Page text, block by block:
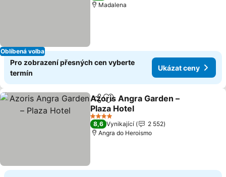
Oblíbená volba
Madalena
Pro zobrazení přesných cen vyberte
termín
Ukázat ceny
SdíletPřidat na seznam oblíbených
Azoris Angra Garden –
Plaza Hotel
4 Počet hvězdiček
8,6 Vynikající
2 552
Angra do Heroismo